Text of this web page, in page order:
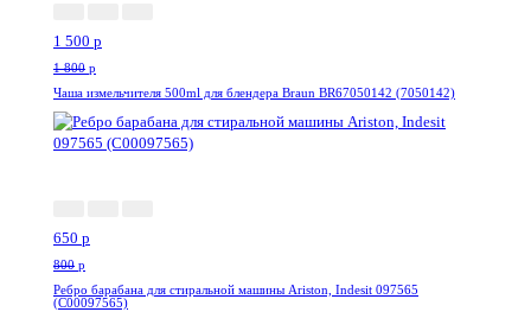
1 500 p
1 800 p
Чаша измельчителя 500ml для блендера Braun BR67050142 (7050142)
650 p
800 p
Ребро барабана для стиральной машины Ariston, Indesit 097565
(C00097565)